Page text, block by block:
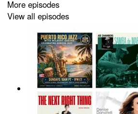
Lo Mejor del Jazz Boricua en Puerto
KCSM Jazz 91 HD2! Primer
More episodes
View all episodes